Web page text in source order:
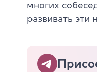
многих
развивать эти